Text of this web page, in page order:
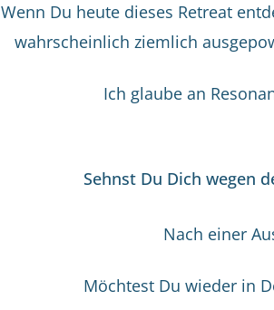
Wenn Du heute dieses Retreat
wahrscheinlich ziemlich
Ich glaube an
Sehnst Du Dich wegen
Nach einer
Möchtest Du wieder in